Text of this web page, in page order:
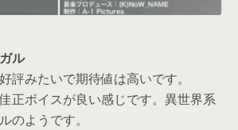
ル
評みたいで期待値は高いです。
正ボイスが良い感じです。異世界系
のようです。